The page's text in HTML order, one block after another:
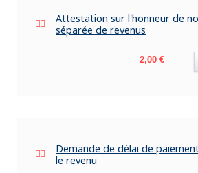
Attestation sur l'honneur de
séparée de revenus
Prix
2,00 €
Demande de délai de
le revenu